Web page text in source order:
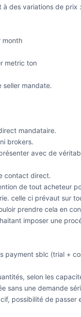
des variations de prix :
month
metric ton
seller mandate.
mandataire.
brokers.
avec de
contact direct.
de tout acheteur
celle ci prévaut sur
prendre cela en
imposer une
payment sblc (trial +
selon les
sans une demande
possibilité de